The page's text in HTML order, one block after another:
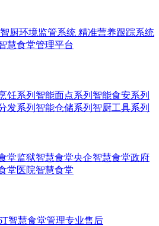
智厨环境监管系统 精准营养跟踪系统
慧食堂管理平台
饪系列 智能面点系列 智能食安系列
发系列 智能仓储系列 智厨工具系列
堂监狱智慧食堂央企智慧食堂政府
堂医院智慧食堂
智慧食堂管理专业售后